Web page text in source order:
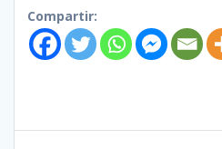
Compartir: